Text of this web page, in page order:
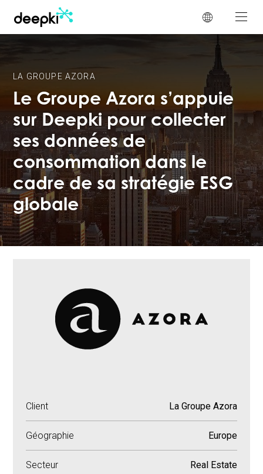
LA GROUPE AZORA
Le Groupe Azora s’appuie
sur Deepki pour collecter
ses données de
consommation dans le
cadre de sa stratégie ESG
globale
Client La Groupe Azora
Géographie Europe
Secteur Real Estate
Panneau de gestion des cookies